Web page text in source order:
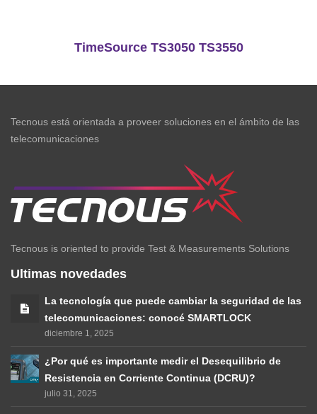
TimeSource TS3050 TS3550
Tecnous está orientada a proveer soluciones en el ámbito de las
telecomunicaciones
Tecnous is oriented to provide Test & Measurements Solutions
Ultimas novedades
La tecnología que puede cambiar la seguridad de las
telecomunicaciones: conocé SMARTLOCK
diciembre 1, 2025
¿Por qué es importante medir el Desequilibrio de
Resistencia en Corriente Continua (DCRU)?
julio 31, 2025